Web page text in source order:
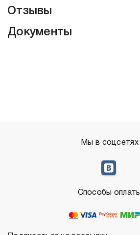
Отзывы
Документы
Мы в соцсетях
Способы оплаты